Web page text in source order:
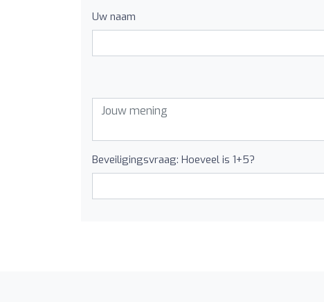
Uw naam
Beveiligingsvraag: Hoeveel is 1+5?